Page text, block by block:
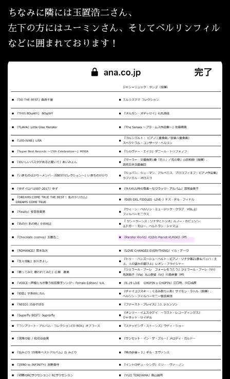
ちなみに隣には玉置浩二さん、
左下の方にはユーミンさん、そしてベルリンフィル
などに囲まれております！